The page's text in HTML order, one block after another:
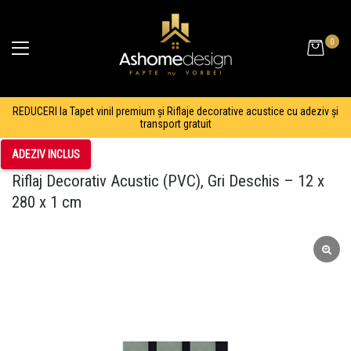
0
REDUCERI la Tapet vinil premium și Riflaje decorative acustice cu adeziv și
transport gratuit
ADEZIV INCLUS
Riflaj Decorativ Acustic (PVC), Gri Deschis – 12 x
280 x 1 cm